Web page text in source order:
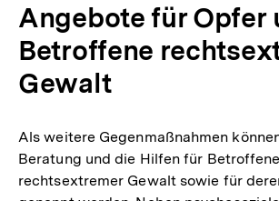
Angebote für Opfer
Betroffene
Gewalt
Als weitere Gegenmaßnahmen
Beratung und die Hilfen für
rechtsextremer Gewalt sowie für